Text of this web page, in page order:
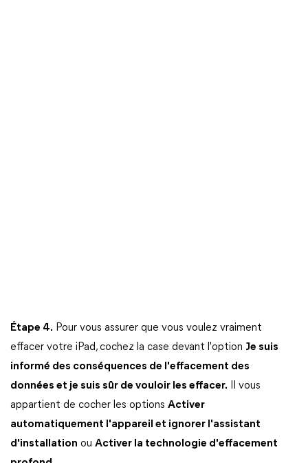
Étape 4. Pour vous assurer que vous voulez vraiment
effacer votre iPad, cochez la case devant l'option Je suis
informé des conséquences de l'effacement des
données et je suis sûr de vouloir les effacer. Il vous
appartient de cocher les options Activer
automatiquement l'appareil et ignorer l'assistant
d'installation ou Activer la technologie d'effacement